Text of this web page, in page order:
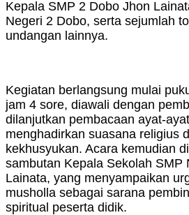
Kepala SMP 2 Dobo Jhon
Negeri 2 Dobo, serta sejumlah
undangan lainnya.
Kegiatan berlangsung mulai
jam 4 sore, diawali dengan
dilanjutkan pembacaan ayat-
menghadirkan suasana religius
kekhusyukan. Acara kemudian
sambutan Kepala Sekolah SMP
Lainata, yang menyampaikan
musholla sebagai sarana
spiritual peserta didik.